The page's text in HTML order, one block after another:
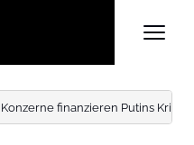
finanzieren Putins Krieg: